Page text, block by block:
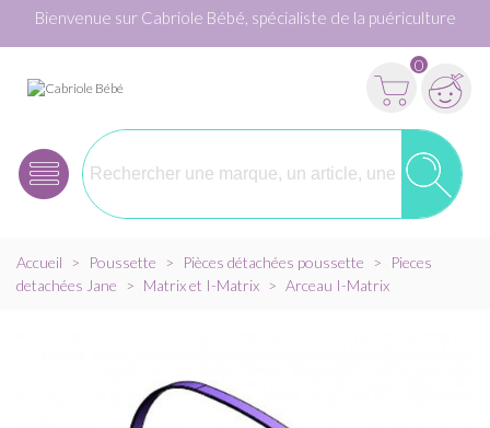
Bienvenue sur Cabriole Bébé, spécialiste de la puériculture
0
Accueil > Poussette > Pièces détachées poussette >
Pieces
detachées Jane
> Matrix et I-Matrix > Arceau I-Matrix